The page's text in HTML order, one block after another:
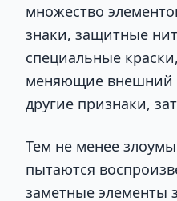
множество
знаки, защитные
специальные
меняющие внешний
другие признаки,
Тем не менее
пытаются
заметные элементы